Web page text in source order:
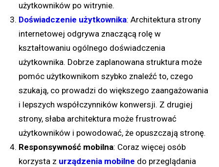
użytkowników po witrynie.
Doświadczenie użytkownika: Architektura strony
internetowej odgrywa znaczącą rolę w
kształtowaniu ogólnego doświadczenia
użytkownika. Dobrze zaplanowana struktura może
pomóc użytkownikom szybko znaleźć to, czego
szukają, co prowadzi do większego zaangażowania
i lepszych współczynników konwersji. Z drugiej
strony, słaba architektura może frustrować
użytkowników i powodować, że opuszczają stronę.
Responsywność mobilna: Coraz więcej osób
korzysta z urządzenia mobilne do przeglądania